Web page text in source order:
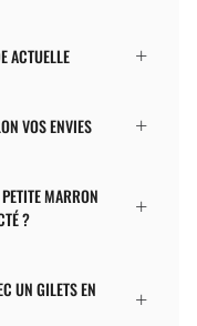
ACTUELLE
VOS ENVIES
MARRON
?
UN GILETS EN